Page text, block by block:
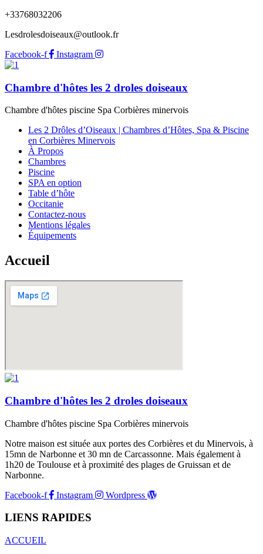
+33768032206
Lesdrolesdoiseaux@outlook.fr
Facebook-f
Instagram
Chambre d'hôtes les 2 droles doiseaux
Chambre d'hôtes piscine Spa Corbières minervois
Les 2 Drôles d’Oiseaux | Chambres d’Hôtes, Spa & Piscine
en Corbières Minervois
À Propos
Chambres
Piscine
SPA en option
Table d’hôte
Occitanie
Contactez-nous
Mentions légales
Équipements
Accueil
Chambre d'hôtes les 2 droles doiseaux
Chambre d'hôtes piscine Spa Corbières minervois
Notre maison est située aux portes des Corbières et du Minervois, à
15mn de Narbonne et 30 mn de Carcassonne. Mais également à
1h20 de Toulouse et à proximité des plages de Gruissan et de
Narbonne.
Facebook-f
Instagram Wordpress
LIENS RAPIDES
ACCUEIL